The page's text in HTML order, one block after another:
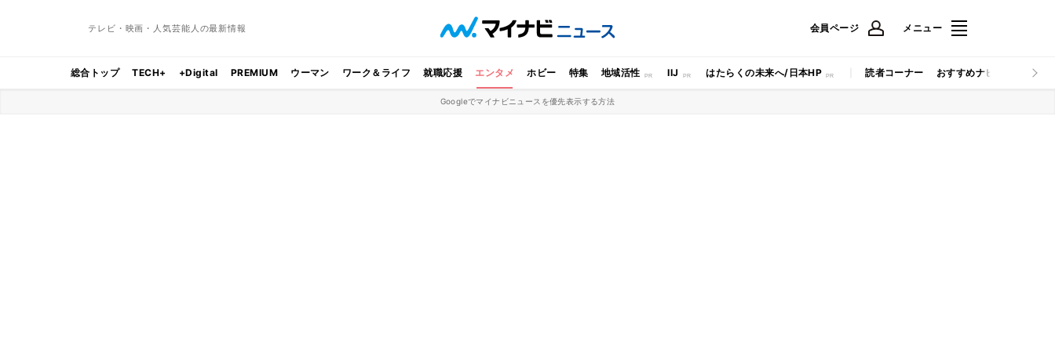
テレビ・映画・人気芸能人の最新情報 会員ページ メニュー
総合トップ TECH+ +Digital PREMIUM ウーマン ワーク＆ライフ 就職応援 エンタメ ホビー 特集 地域活性 IIJ はたらくの未来へ/日本HP 読者コーナー おすすめナビ マイナビ
Googleでマイナビニュースを優先表示する方法